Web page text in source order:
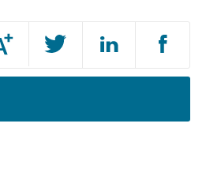
Augmenter
ou
la
police